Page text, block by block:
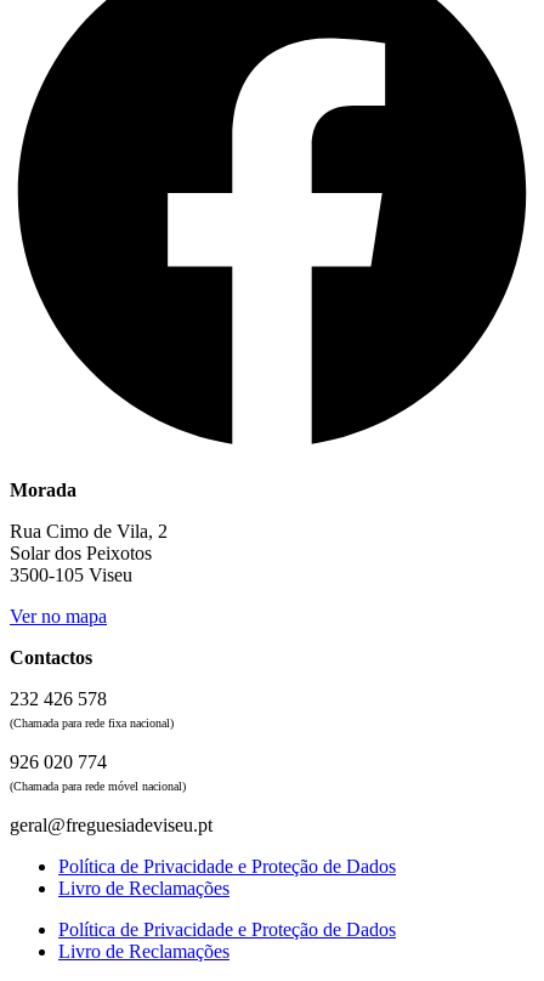
Morada
Rua Cimo de Vila, 2
Solar dos Peixotos
3500-105 Viseu
Ver no mapa
Contactos
232 426 578
(Chamada para rede fixa nacional)
926 020 774
(Chamada para rede móvel nacional)
geral@freguesiadeviseu.pt
Política de Privacidade e Proteção de Dados
Livro de Reclamações
Política de Privacidade e Proteção de Dados
Livro de Reclamações